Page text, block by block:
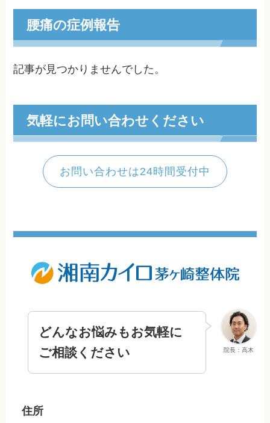
腰痛の症例報告
記事が見つかりませんでした。
気軽にお問い合わせください
お問い合わせは24時間受付中
院長：高木
どんなお悩みもお気軽に
ご相談ください
住所